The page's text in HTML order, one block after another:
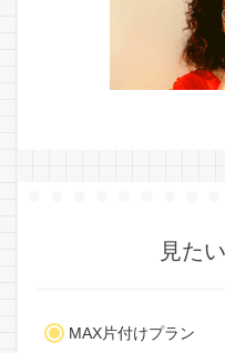
見た
MAX片付けプラン